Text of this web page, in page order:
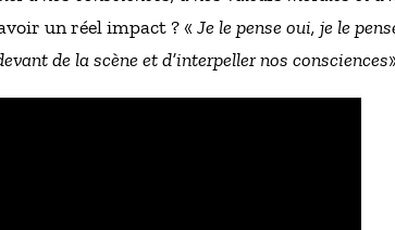
un réel impact ? « Je le pense oui, je le
de la scène et d’interpeller nos consciences